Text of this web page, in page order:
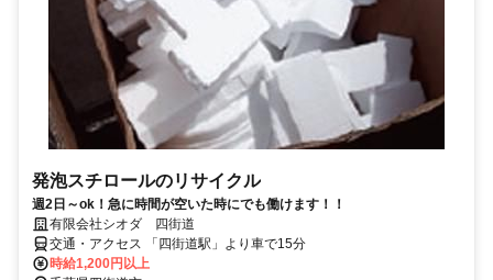
発泡スチロールのリサイクル
週2日～ok！急に時間が空いた時にでも働けます！！
有限会社シオダ 四街道
交通・アクセス 「四街道駅」より車で15分
時給1,200円以上